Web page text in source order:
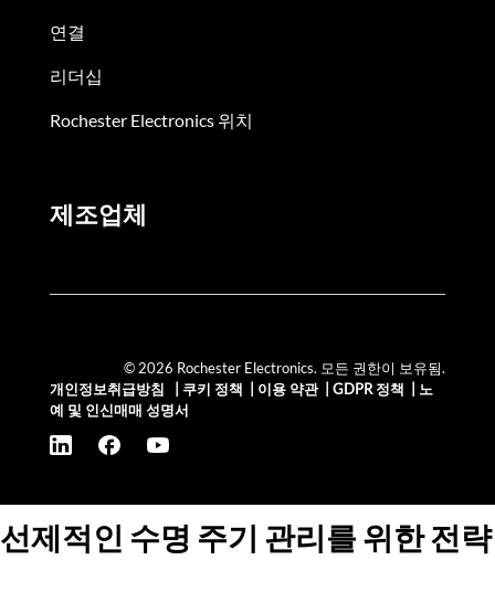
연결
리더십
Rochester Electronics 위치
제조업체
© 2026 Rochester Electronics. 모든 권한이 보유됨.
개인정보취급방침
쿠키 정책 이용 약관| GDPR 정책
노
예 및 인신매매 성명서
선제적인 수명 주기 관리를 위한 전략